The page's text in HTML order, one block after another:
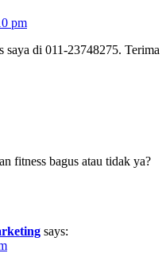
pm
saya di 011-23748275. Terima
fitness bagus atau tidak ya?
says: